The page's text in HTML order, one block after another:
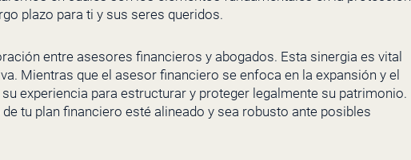
plazo para ti y sus seres queridos.
entre asesores financieros y abogados. Esta sinergia es vital
Mientras que el asesor financiero se enfoca en la expansión y el
experiencia para estructurar y proteger legalmente su patrimonio.
tu plan financiero esté alineado y sea robusto ante posibles